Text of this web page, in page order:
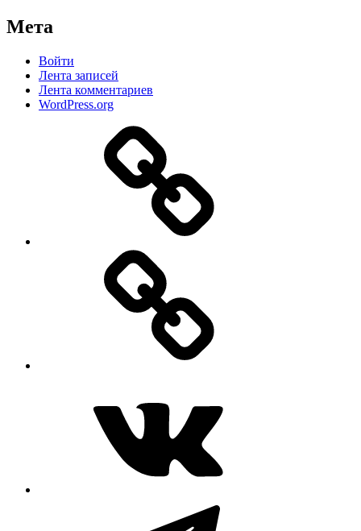
Мета
Войти
Лента записей
Лента комментариев
WordPress.org